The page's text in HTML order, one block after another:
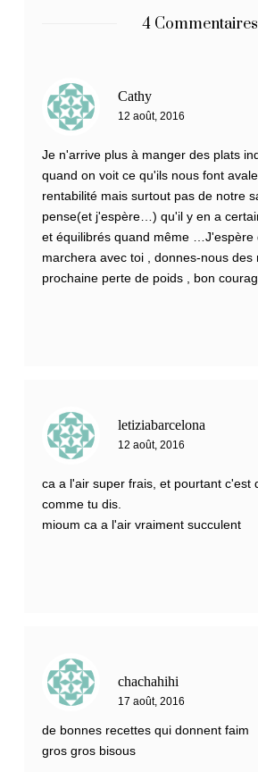
4 Commentaires
Cathy
12 août, 2016
Je n'arrive plus à manger des plats
quand on voit ce qu'ils nous font
rentabilité mais surtout pas de notre
pense(et j'espère…) qu'il y en a
et équilibrés quand même …J'espère
marchera avec toi , donnes-nous des
prochaine perte de poids , bon
letiziabarcelona
12 août, 2016
ca a l'air super frais, et pourtant c'est
comme tu dis.
mioum ca a l'air vraiment succulent
chachahihi
17 août, 2016
de bonnes recettes qui donnent faim
gros gros bisous